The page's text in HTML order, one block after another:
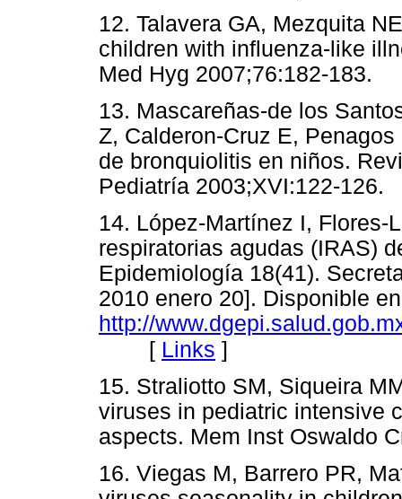
12. Talavera GA, Mezquita
children with influenza-like
Med Hyg 2007;76:182-
13. Mascareñas-de los
Z, Calderon-Cruz E,
de bronquiolitis en niños.
Pediatría 2003;XVI:122-
14. López-Martínez I, Flores-
respiratorias agudas (IRAS)
Epidemiología 18(41).
2010 enero 20]. Disponible
http://
[ Links ]
15. Straliotto SM, Siqueira
viruses in pediatric intensive
aspects. Mem Inst
16. Viegas M, Barrero PR,